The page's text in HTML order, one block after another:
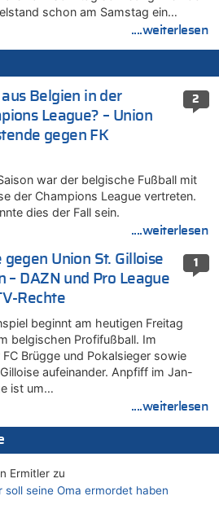
schon am Samstag ein…
....weiterlesen
2
Belgien in der
League? – Union
gegen FK
war der belgische Fußball mit
der Champions League vertreten.
dies der Fall sein.
....weiterlesen
1
gegen Union St. Gilloise
– DAZN und Pro League
Rechte
beginnt am heutigen Freitag
belgischen Profifußball. Im
Brügge und Pokalsieger sowie
aufeinander. Anpfiff im Jan-
ist um…
....weiterlesen
Ermitler zu
soll seine Oma ermordet haben